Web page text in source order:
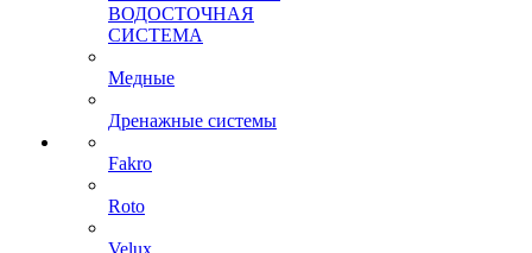
ВОДОСТОЧНАЯ
СИСТЕМА
Медные
Дренажные системы
Fakro
Roto
Velux